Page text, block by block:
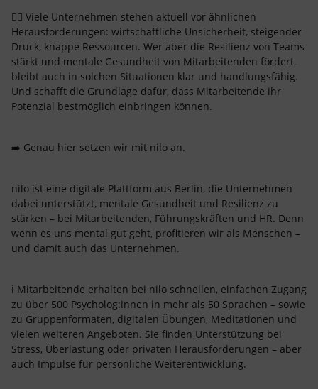
😵‍💫 Viele Unternehmen stehen aktuell vor ähnlichen
Herausforderungen: wirtschaftliche Unsicherheit, steigender
Druck, knappe Ressourcen. Wer aber die Resilienz von Teams
stärkt und mentale Gesundheit von Mitarbeitenden fördert,
bleibt auch in solchen Situationen klar und handlungsfähig.
Und schafft die Grundlage dafür, dass Mitarbeitende ihr
Potenzial bestmöglich einbringen können.
➡️ Genau hier setzen wir mit nilo an.
nilo ist eine digitale Plattform aus Berlin, die Unternehmen
dabei unterstützt, mentale Gesundheit und Resilienz zu
stärken – bei Mitarbeitenden, Führungskräften und HR. Denn
wenn es uns mental gut geht, profitieren wir als Menschen –
und damit auch das Unternehmen.
ℹ️ Mitarbeitende erhalten bei nilo schnellen, einfachen Zugang
zu über 500 Psycholog:innen in mehr als 50 Sprachen – sowie
zu Gruppenformaten, digitalen Übungen, Meditationen und
vielen weiteren Angeboten. Sie finden Unterstützung bei
Stress, Überlastung oder privaten Herausforderungen – aber
auch Impulse für persönliche Weiterentwicklung.